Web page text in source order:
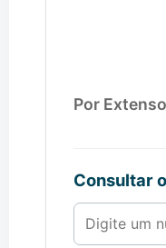
Por
Consultar
Número de 1